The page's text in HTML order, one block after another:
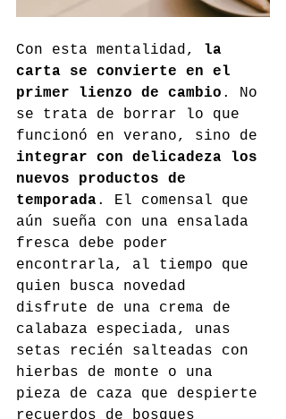
Con esta mentalidad, la
carta se convierte en el
primer lienzo de cambio . No
se trata de borrar lo que
funcionó en verano, sino de
integrar con delicadeza los
nuevos productos de
temporada. El comensal que
aún sueña con una ensalada
fresca debe poder
encontrarla, al tiempo que
quien busca novedad
disfrute de una crema de
calabaza especiada, unas
setas recién salteadas con
hierbas de monte o una
pieza de caza que despierte
recuerdos de bosques